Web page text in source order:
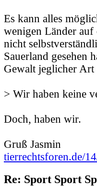
Es kann alles
wenigen Länder
nicht
Sauerland gesehen
Gewalt jeglicher Art
> Wir haben keine
Doch, haben wir.
Gruß Jasmin
tierrechtsforen.de/
Re: Sport Sport